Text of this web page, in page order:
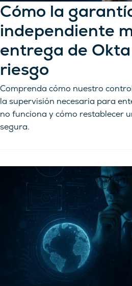
Cómo la
independiente
entrega de
riesgo
Comprenda cómo nuestro
la supervisión necesaria para
no funciona y cómo restablecer
segura.